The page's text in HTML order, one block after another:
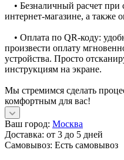
• Безналичный расчет при
интернет-магазине, а также
• Оплата по QR-коду:
произвести оплату
устройства. Просто
инструкциям на экране.
Мы стремимся сделать
комфортным для вас!
Ваш город: Москва
Доставка: от 3 до 5 дней
Самовывоз: Есть самовывоз